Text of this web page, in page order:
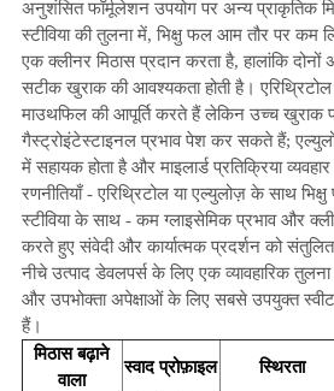
अनुशंसित फॉर्मूलेशन उपयोग पर अन्य प्राकृतिक
स्टीविया की तुलना में, भिक्षु फल आम तौर पर
एक क्लीनर मिठास प्रदान करता है, हालांकि
सटीक खुराक की आवश्यकता होती है।
माउथफिल की आपूर्ति करते हैं लेकिन उच्च खुराक
गैस्ट्रोइंटेस्टाइनल प्रभाव पेश कर सकते हैं;
में सहायक होता है और माइलार्ड प्रतिक्रिया
रणनीतियाँ - एरिथ्रिटोल या एल्युलोज़ के साथ
स्टीविया के साथ - कम ग्लाइसेमिक प्रभाव और
करते हुए संवेदी और कार्यात्मक प्रदर्शन को
नीचे उत्पाद डेवलपर्स के लिए एक व्यावहारिक
और उपभोक्ता अपेक्षाओं के लिए सबसे उपयुक्त
हैं।
मिठास बढ़ाने
वाला
स्वाद प्रोफ़ाइल स्थिरता